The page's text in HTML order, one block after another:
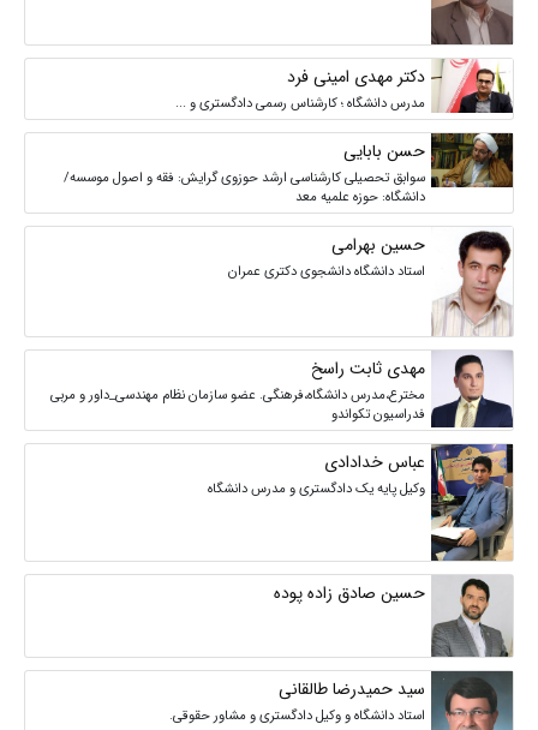
دکتر مهدی امینی فرد
مدرس دانشگاه ؛ کارشناس رسمی دادگستری و ...
حسن بابایی
سوابق تحصیلی کارشناسی ارشد حوزوی گرایش: فقه و اصول موسسه/
دانشگاه: حوزه علمیه معد
حسین بهرامی
استاد دانشگاه دانشجوی دکتری عمران
مهدی ثابت راسخ
مخترع،مدرس دانشگاه،فرهنگی. عضو سازمان نظام مهندسی_داور و مربی
فدراسیون تکواندو
عباس خدادادی
وکیل پایه یک دادگستری و مدرس دانشگاه
حسین صادق زاده پوده
سید حمیدرضا طالقانی
استاد دانشگاه و وکیل دادگستری و مشاور حقوقی.